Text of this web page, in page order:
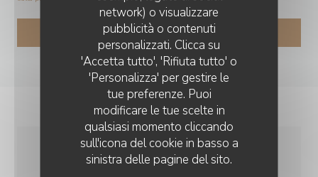
network) o visualizzare
pubblicità o contenuti
personalizzati. Clicca su
'Accetta tutto', 'Rifiuta tutto' o
'Personalizza' per gestire le
tue preferenze. Puoi
modificare le tue scelte in
qualsiasi momento cliccando
sull'icona del cookie in basso a
sinistra delle pagine del sito.
INFORMAZIONI
AUBERGE DES ROLOIRS